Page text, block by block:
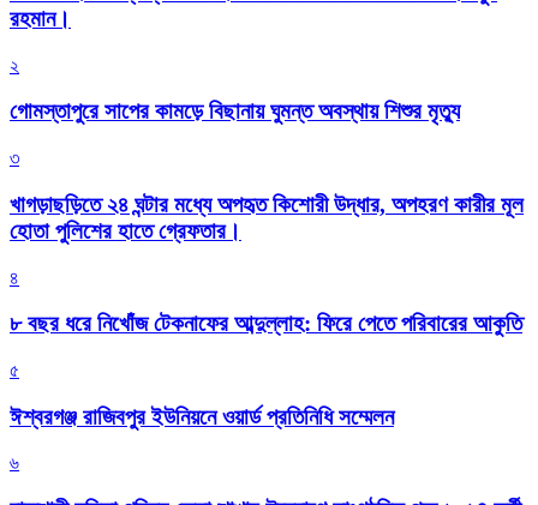
রহমান।
২
গোমস্তাপুরে সাপের কামড়ে বিছানায় ঘুমন্ত অবস্থায় শিশুর মৃত্যু
৩
খাগড়াছড়িতে ২৪ ঘন্টার মধ্যে অপহৃত কিশোরী উদ্ধার, অপহরণ কারীর মূল
হোতা পুলিশের হাতে গ্রেফতার।
৪
৮ বছর ধরে নিখোঁজ টেকনাফের আব্দুল্লাহ: ফিরে পেতে পরিবারের আকুতি
৫
ঈশ্বরগঞ্জ রাজিবপুর ইউনিয়নে ওয়ার্ড প্রতিনিধি সম্মেলন
৬